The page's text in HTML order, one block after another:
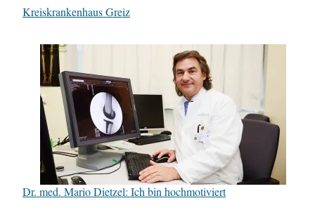
In Bezug auf
Kreiskrankenhaus Greiz
Dr. med. Mario Dietzel: Ich bin hochmotiviert